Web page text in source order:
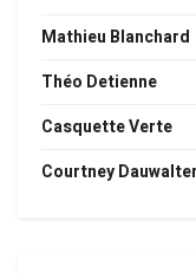
Mathieu Blanchard
Théo Detienne
Casquette Verte
Courtney Dauwalter